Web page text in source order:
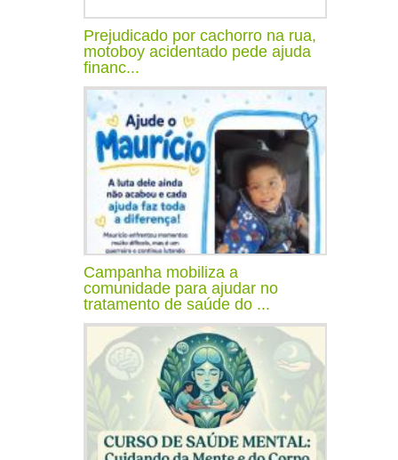
Prejudicado por cachorro na rua,
motoboy acidentado pede ajuda
financ...
Campanha mobiliza a
comunidade para ajudar no
tratamento de saúde do ...